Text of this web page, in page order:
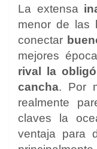
La extensa
menor de las
conectar
mejores
rival la
cancha. Por
realmente
claves la
ventaja para